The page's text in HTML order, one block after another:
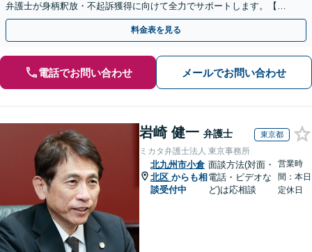
弁護士が身柄釈放・不起訴獲得に向けて全力でサポートします。【毎
月100名以上の相談実績】【全国対応】
料金表を見る
電話でお問い合わせ メールでお問い合わせ
岩崎 健一 弁護士 東京都
ミカタ弁護士法人 東京事務所
北九州市小倉
北区 からも相
談受付中
面談方法(対面・
電話・ビデオな
ど)は応相談
営業時
間：本日
定休日